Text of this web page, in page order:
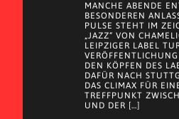
MANCHE ABENDE
BESONDEREN
PULSE STEHT IM
„JAZZ“ VON
LEIPZIGER LABEL
DEN KÖPFEN DES
DAFÜR NACH
DAS CLIMAX FÜR
TREFFPUNKT
UND DER […]